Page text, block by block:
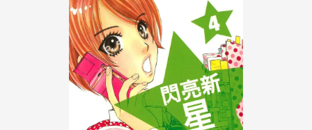
【公告】琅琅讀墨數位閱讀資產合併與書櫃開通申請